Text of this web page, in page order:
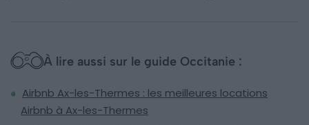
À lire aussi sur le guide Occitanie :
Airbnb Ax-les-Thermes : les meilleures locations
Airbnb à Ax-les-Thermes